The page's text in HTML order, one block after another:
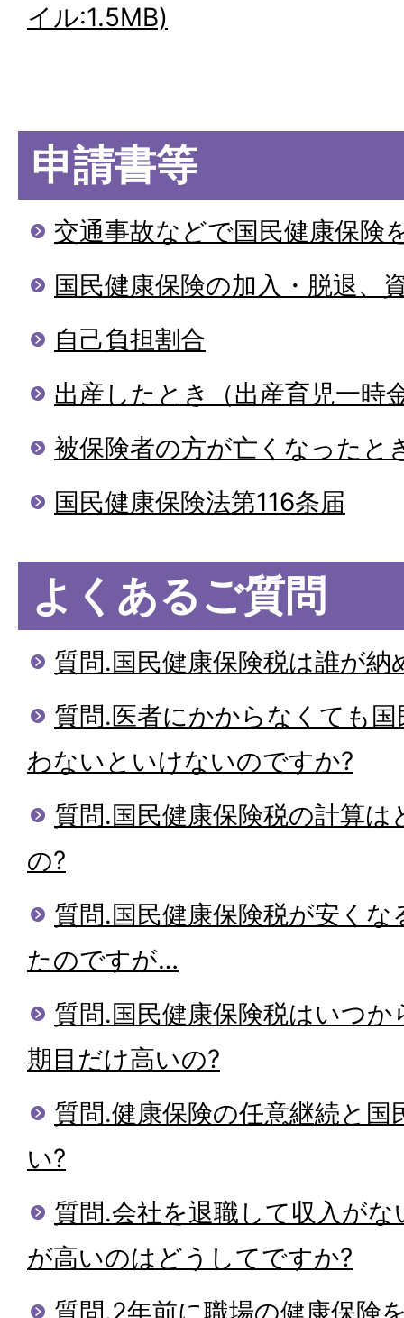
イル:1.5MB)
申請書等
交通事故などで国民健康保険
国民健康保険の加入・脱退、
自己負担割合
出産したとき（出産育児一時
被保険者の方が亡くなったと
国民健康保険法第116条届
よくあるご質問
質問.国民健康保険税は誰が納
質問.医者にかからなくても
わないといけないのですか?
質問.国民健康保険税の計算
の?
質問.国民健康保険税が安く
たのですが…
質問.国民健康保険税はいつ
期目だけ高いの?
質問.健康保険の任意継続と
い?
質問.会社を退職して収入が
が高いのはどうしてですか?
質問.2年前に職場の健康保険